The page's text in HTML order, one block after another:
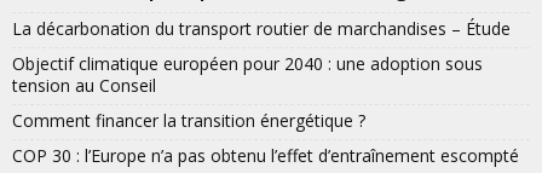
La décarbonation du transport routier de marchandises – Étude
Objectif climatique européen pour 2040 : une adoption sous
tension au Conseil
Comment financer la transition énergétique ?
COP 30 : l’Europe n’a pas obtenu l’effet d’entraînement escompté